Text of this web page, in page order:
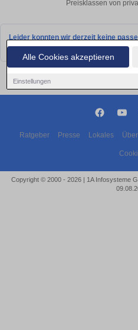
Alle Cookies akzeptieren
Einstellungen
Preisklassen von
Leider konnten wir derzeit keine
bald wieder vorbei!
Ratgeber Presse Lokales
Copyright © 2000 - 2026 | 1A Infosysteme